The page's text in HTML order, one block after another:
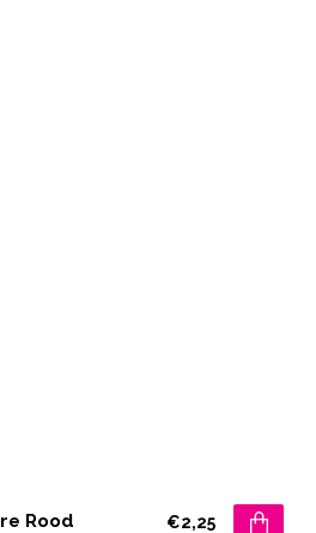
Rood €2,25